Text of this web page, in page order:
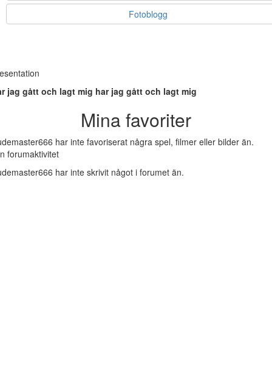
Fotoblogg
jag gått och lagt mig har jag gått och lagt mig
Mina favoriter
har inte favoriserat några spel, filmer eller bilder än.
forumaktivitet
har inte skrivit något i forumet än.